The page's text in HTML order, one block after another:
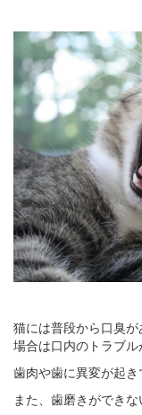
猫には普段から口臭
場合は口内のトラブル
歯肉や歯に異変が起き
また、歯磨きができ